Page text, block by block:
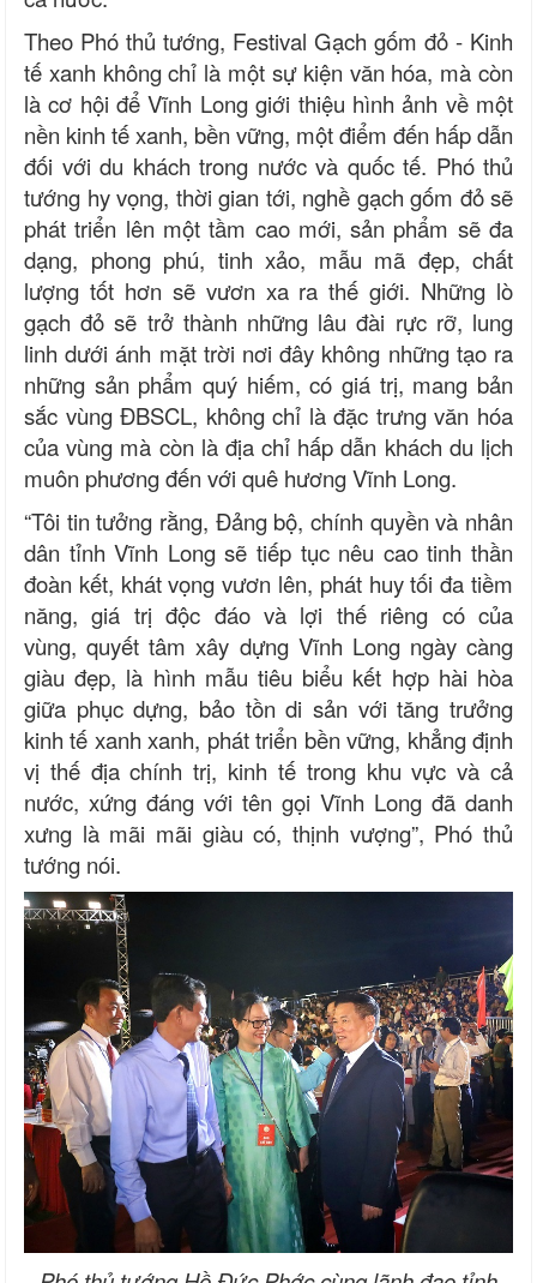
Theo Phó thủ tướng, Festival Gạch gốm đỏ - Kinh
tế xanh không chỉ là một sự kiện văn hóa, mà còn
là cơ hội để Vĩnh Long giới thiệu hình ảnh về một
nền kinh tế xanh, bền vững, một điểm đến hấp dẫn
đối với du khách trong nước và quốc tế. Phó thủ
tướng hy vọng, thời gian tới, nghề gạch gốm đỏ sẽ
phát triển lên một tầm cao mới, sản phẩm sẽ đa
dạng, phong phú, tinh xảo, mẫu mã đẹp, chất
lượng tốt hơn sẽ vươn xa ra thế giới. Những lò
gạch đỏ sẽ trở thành những lâu đài rực rỡ, lung
linh dưới ánh mặt trời nơi đây không những tạo ra
những sản phẩm quý hiếm, có giá trị, mang bản
sắc vùng ĐBSCL, không chỉ là đặc trưng văn hóa
của vùng mà còn là địa chỉ hấp dẫn khách du lịch
muôn phương đến với quê hương Vĩnh Long.
“Tôi tin tưởng rằng, Đảng bộ, chính quyền và nhân
dân tỉnh Vĩnh Long sẽ tiếp tục nêu cao tinh thần
đoàn kết, khát vọng vươn lên, phát huy tối đa tiềm
năng, giá trị độc đáo và lợi thế riêng có của
vùng, quyết tâm xây dựng Vĩnh Long ngày càng
giàu đẹp, là hình mẫu tiêu biểu kết hợp hài hòa
giữa phục dựng, bảo tồn di sản với tăng trưởng
kinh tế xanh xanh, phát triển bền vững, khẳng định
vị thế địa chính trị, kinh tế trong khu vực và cả
nước, xứng đáng với tên gọi Vĩnh Long đã danh
xưng là mãi mãi giàu có, thịnh vượng”, Phó thủ
tướng nói.